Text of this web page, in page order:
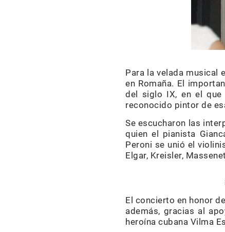
Para la velada musical
en Romaña. El
del siglo IX, en el que
reconocido pintor de
Se escucharon las
quien el pianista
Peroni se unió el
Elgar, Kreisler,
El concierto en honor
además, gracias al
heroína cubana Vilma